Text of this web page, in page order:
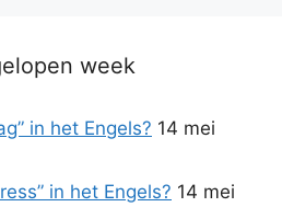
week
in het Engels? 14 mei
in het Engels? 14 mei